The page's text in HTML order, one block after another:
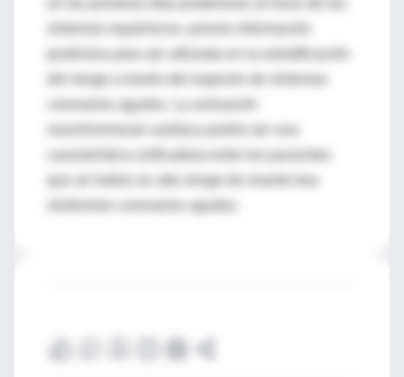
síntomas isquémicos, provee información
del riesgo a través del espectro de síntomas
coronarios agudos. La activación
que se hallan en alto riesgo de muerte tras
síndromes coronarios agudos.